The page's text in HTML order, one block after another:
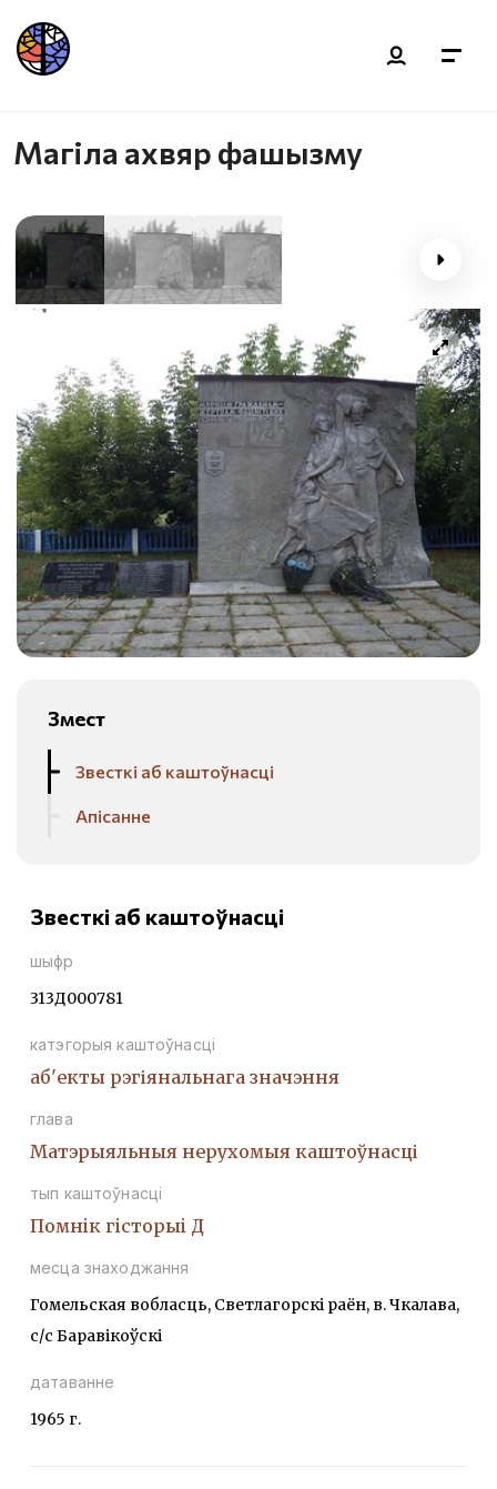
Магіла ахвяр фашызму
Змест
Звесткі аб каштоўнасці
Апісанне
Звесткі аб каштоўнасці
шыфр
313Д000781
катэгорыя каштоўнасці
аб'екты рэгіянальнага значэння
глава
Матэрыяльныя нерухомыя каштоўнасці
тып каштоўнасці
Помнiк гiсторыi Д
месца знаходжання
Гомельская вобласць, Светлагорскі раён, в. Чкалава,
с/с Баравікоўскі
датаванне
1965 г.